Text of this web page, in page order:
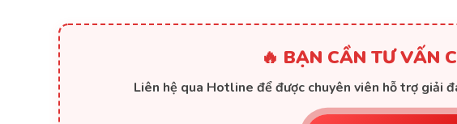
🔥 BẠN CẦN TƯ VẤN
Liên hệ qua Hotline để được chuyên viên hỗ trợ giải